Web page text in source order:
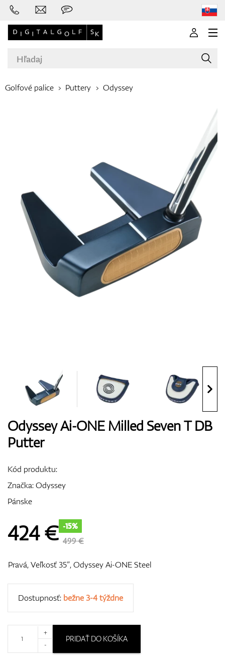
Oblečenie
Topánky
Bagy
Darčekové poukážky
Golfové palice Puttery Odyssey
Odyssey Ai-ONE Milled Seven T DB
Putter
Kód produktu:
Značka:Odyssey
Pánske
424€ -15%
499 €
Pravá, Veľkosť 35”, Odyssey Ai-ONE Steel
Dostupnosť: bežne 3-4 týždne
+
-
PRIDAŤ DO KOŠÍKA